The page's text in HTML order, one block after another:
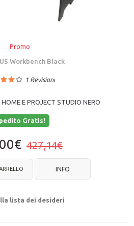
Promo
Workbench Black
1Revisioni
E PROJECT STUDIO NERO
Gratis!
427,14€
INFO
lista dei desideri